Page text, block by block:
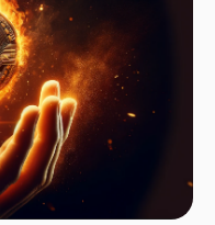
고, 하버드대에서 MBA를
최고책임자, 소프트웨어 협력
맡았다. 알티미터그룹이
10인'으로 선정됐으며,
능력(Extreme Innovation: 3
필하기도 했다.